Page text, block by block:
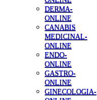
DERMA-
ONLINE
CANABIS
MEDICINAL-
ONLINE
ENDO-
ONLINE
GASTRO-
ONLINE
GINECOLOGIA-